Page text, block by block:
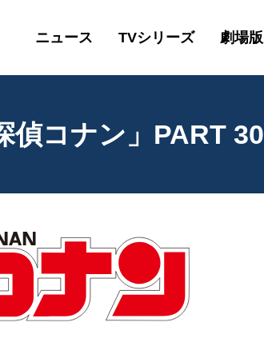
ニュース TVシリーズ 劇場版
偵コナン」PART 30